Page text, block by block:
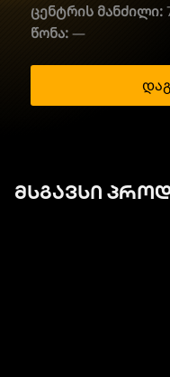
ცენტრის მანძილი:
წონა: —
მსგავსი